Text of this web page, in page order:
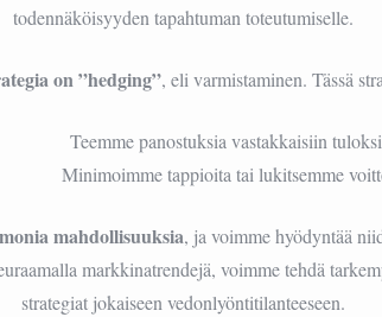
todennäköisyyden tapahtuman toteutumiselle.
on ”hedging”, eli varmistaminen. Tässä
Teemme panostuksia vastakkaisiin
Minimoimme tappioita tai lukitsemme
mahdollisuuksia, ja voimme hyödyntää
markkinatrendejä, voimme tehdä
strategiat jokaiseen vedonlyöntitilanteeseen.